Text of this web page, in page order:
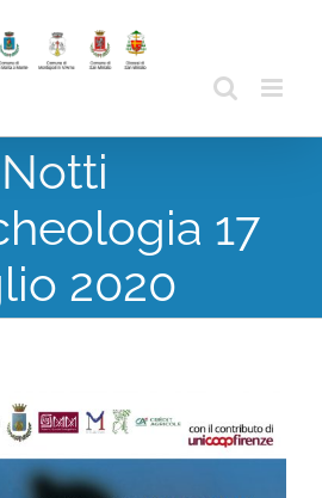
Notti
17
2020